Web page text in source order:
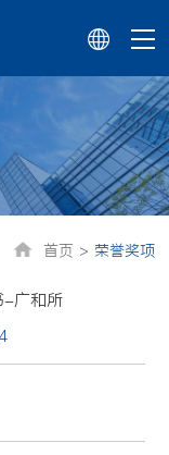
首页 > 荣誉奖项
-广和所